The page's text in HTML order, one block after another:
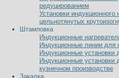
редуцированием
Установки индукционного
цельнотянутых
Штамповка
Индукционные
Индукционные линии для
Индукционные установки
Индукционные установки
кузнечном производстве
Закалка